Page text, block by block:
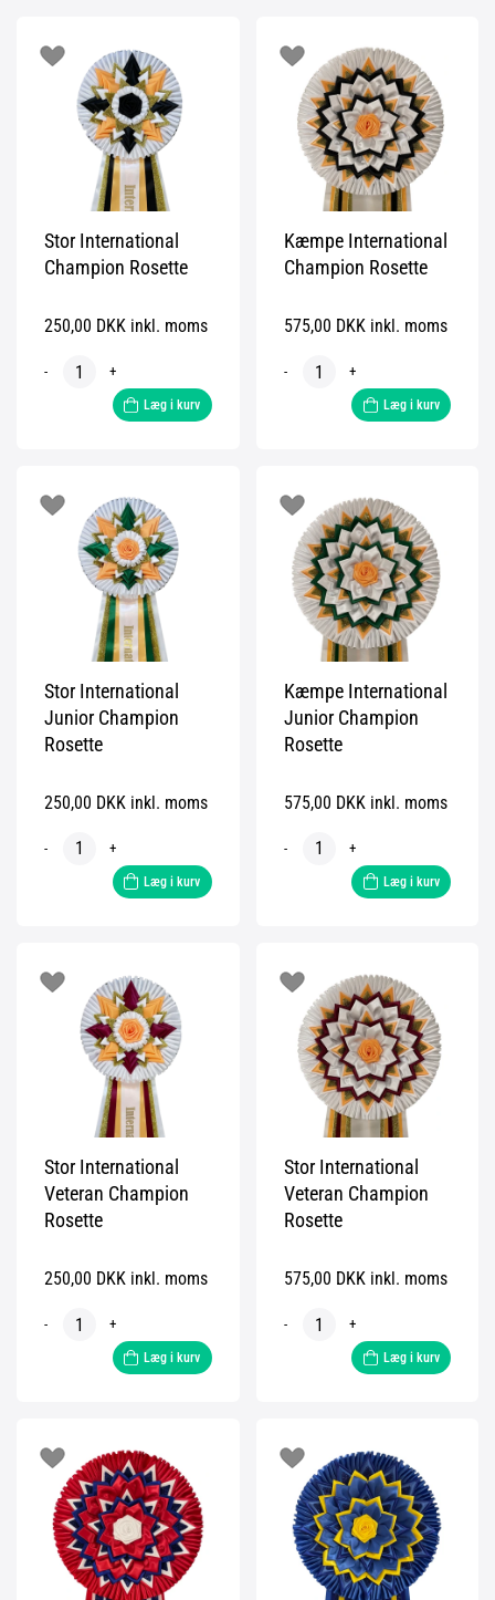
Stor International
Champion Rosette
250,00 DKK inkl. moms
- +
Læg i kurv
Kæmpe International
Champion Rosette
575,00 DKK inkl. moms
- +
Læg i kurv
Stor International
Junior Champion
Rosette
250,00 DKK inkl. moms
- +
Læg i kurv
Kæmpe International
Junior Champion
Rosette
575,00 DKK inkl. moms
- +
Læg i kurv
Stor International
Veteran Champion
Rosette
250,00 DKK inkl. moms
- +
Læg i kurv
Stor International
Veteran Champion
Rosette
575,00 DKK inkl. moms
- +
Læg i kurv